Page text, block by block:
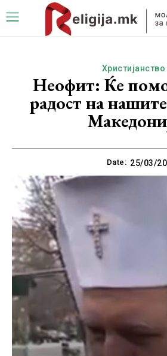
Христијанство
Неофит: Ќе
радост на
Date: 25/03/